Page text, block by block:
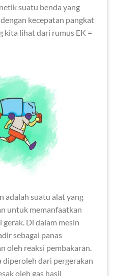
suatu benda yang
kecepatan pangkat
kita lihat dari rumus EK =
adalah suatu alat yang
untuk memanfaatkan
Di dalam mesin
sebagai panas
oleh reaksi pembakaran.
diperoleh dari pergerakan
oleh gas hasil